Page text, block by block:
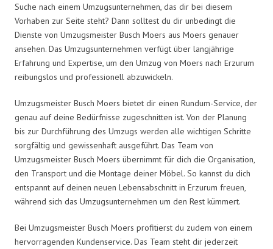
Suche nach einem Umzugsunternehmen, das dir bei diesem
Vorhaben zur Seite steht? Dann solltest du dir unbedingt die
Dienste von Umzugsmeister Busch Moers aus Moers genauer
ansehen. Das Umzugsunternehmen verfügt über langjährige
Erfahrung und Expertise, um den Umzug von Moers nach Erzurum
reibungslos und professionell abzuwickeln.
Umzugsmeister Busch Moers bietet dir einen Rundum-Service, der
genau auf deine Bedürfnisse zugeschnitten ist. Von der Planung
bis zur Durchführung des Umzugs werden alle wichtigen Schritte
sorgfältig und gewissenhaft ausgeführt. Das Team von
Umzugsmeister Busch Moers übernimmt für dich die Organisation,
den Transport und die Montage deiner Möbel. So kannst du dich
entspannt auf deinen neuen Lebensabschnitt in Erzurum freuen,
während sich das Umzugsunternehmen um den Rest kümmert.
Bei Umzugsmeister Busch Moers profitierst du zudem von einem
hervorragenden Kundenservice. Das Team steht dir jederzeit